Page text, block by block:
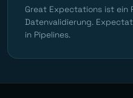
Great Expectations ist ein
Datenvalidierung.
in Pipelines.